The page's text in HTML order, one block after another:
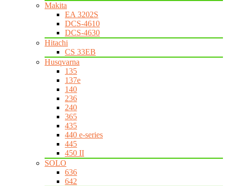
Makita
EA 3202S
DCS-4610
DCS-4630
Hitachi
CS 33EB
Husqvarna
135
137e
140
236
240
365
435
440 e-series
445
450 II
SOLO
636
642